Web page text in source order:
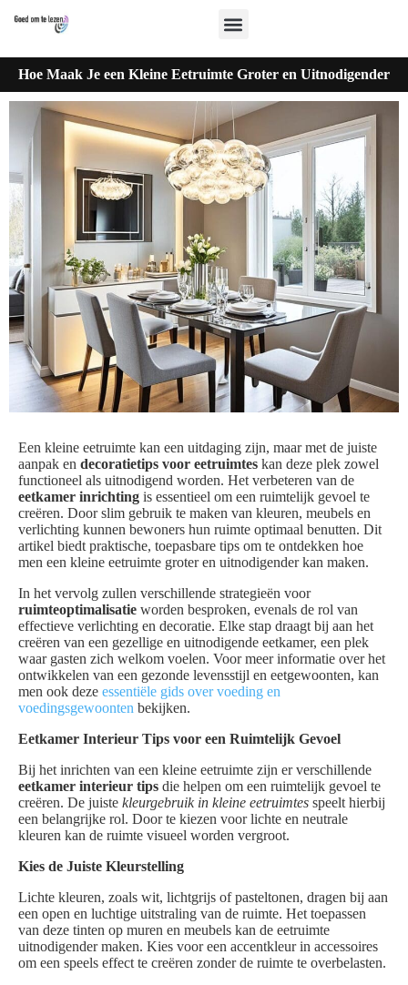
Hoe Maak Je een Kleine Eetruimte Groter en Uitnodigender
Een kleine eetruimte kan een uitdaging zijn, maar met de juiste
aanpak en decoratietips voor eetruimtes kan deze plek zowel
functioneel als uitnodigend worden. Het verbeteren van de
eetkamer inrichting is essentieel om een ruimtelijk gevoel te
creëren. Door slim gebruik te maken van kleuren, meubels en
verlichting kunnen bewoners hun ruimte optimaal benutten. Dit
artikel biedt praktische, toepasbare tips om te ontdekken hoe
men een kleine eetruimte groter en uitnodigender kan maken.
In het vervolg zullen verschillende strategieën voor
ruimteoptimalisatie worden besproken, evenals de rol van
effectieve verlichting en decoratie. Elke stap draagt bij aan het
creëren van een gezellige en uitnodigende eetkamer, een plek
waar gasten zich welkom voelen. Voor meer informatie over het
ontwikkelen van een gezonde levensstijl en eetgewoonten, kan
men ook deze essentiële gids over voeding en
voedingsgewoonten bekijken.
Eetkamer Interieur Tips voor een Ruimtelijk Gevoel
Bij het inrichten van een kleine eetruimte zijn er verschillende
eetkamer interieur tips die helpen om een ruimtelijk gevoel te
creëren. De juiste kleurgebruik in kleine eetruimtes speelt hierbij
een belangrijke rol. Door te kiezen voor lichte en neutrale
kleuren kan de ruimte visueel worden vergroot.
Kies de Juiste Kleurstelling
Lichte kleuren, zoals wit, lichtgrijs of pasteltonen, dragen bij aan
een open en luchtige uitstraling van de ruimte. Het toepassen
van deze tinten op muren en meubels kan de eetruimte
uitnodigender maken. Kies voor een accentkleur in accessoires
om een speels effect te creëren zonder de ruimte te overbelasten.